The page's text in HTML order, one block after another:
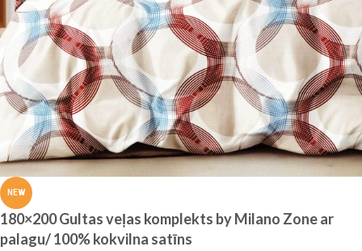
NEW
180×200 Gultas veļas komplekts by Milano Zone ar
palagu/ 100% kokvilna satīns